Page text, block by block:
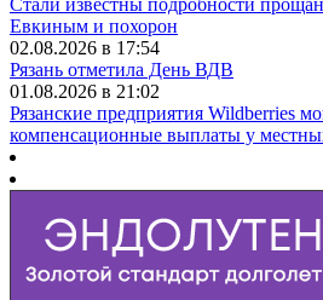
Стали известны подробности
Евкиным и похорон
02.08.2026 в 17:54
Рязань отметила День ВДВ
01.08.2026 в 21:02
Рязанские предприятия Wildberries
компенсационные выплаты у